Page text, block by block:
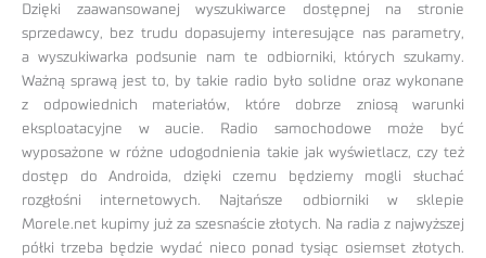
Dzięki zaawansowanej wyszukiwarce dostępnej na stronie
sprzedawcy, bez trudu dopasujemy interesujące nas parametry,
a wyszukiwarka podsunie nam te odbiorniki, których szukamy.
Ważną sprawą jest to, by takie radio było solidne oraz wykonane
z odpowiednich materiałów, które dobrze zniosą warunki
eksploatacyjne w aucie. Radio samochodowe może być
wyposażone w różne udogodnienia takie jak wyświetlacz, czy też
dostęp do Androida, dzięki czemu będziemy mogli słuchać
rozgłośni internetowych. Najtańsze odbiorniki w sklepie
Morele.net kupimy już za szesnaście złotych. Na radia z najwyższej
półki trzeba będzie wydać nieco ponad tysiąc osiemset złotych.